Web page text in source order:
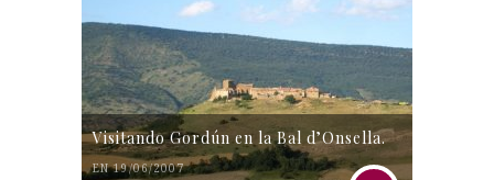
Visitando Gordún en la Bal d’Onsella.
EN 19/06/2007